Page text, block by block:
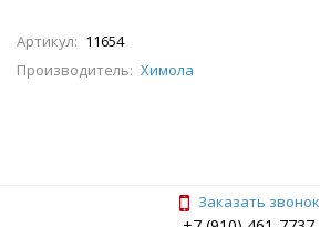
Артикул: 11654
Производитель: Химола
Заказать звонок